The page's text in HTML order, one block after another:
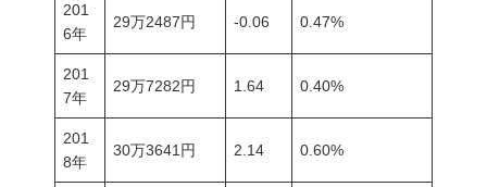
201
6年
29万2487円 -0.06 0.47%
201
7年
29万7282円 1.64 0.40%
201
8年
30万3641円 2.14 0.60%